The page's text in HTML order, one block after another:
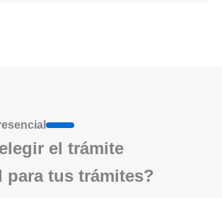
el trámite
para tus trámites?